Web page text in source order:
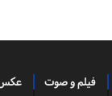
فیلم و صوت